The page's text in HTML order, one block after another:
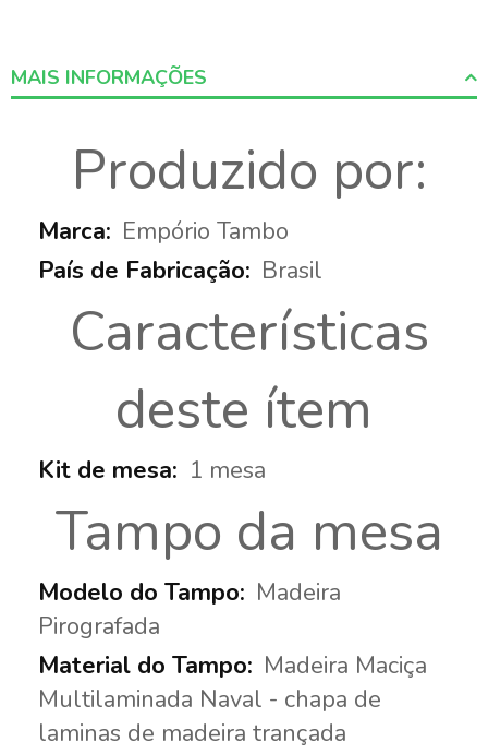
MAIS INFORMAÇÕES
Informations
Produzido por:
Empório Tambo
Brasil
Características
deste ítem
1 mesa
Tampo da mesa
Madeira
Pirografada
Madeira Maciça
Multilaminada Naval - chapa de
laminas de madeira trançada